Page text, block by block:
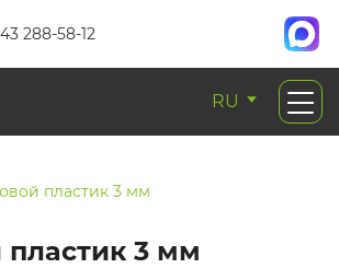
288-58-12
RU
пластик 3 мм
пластик 3 мм